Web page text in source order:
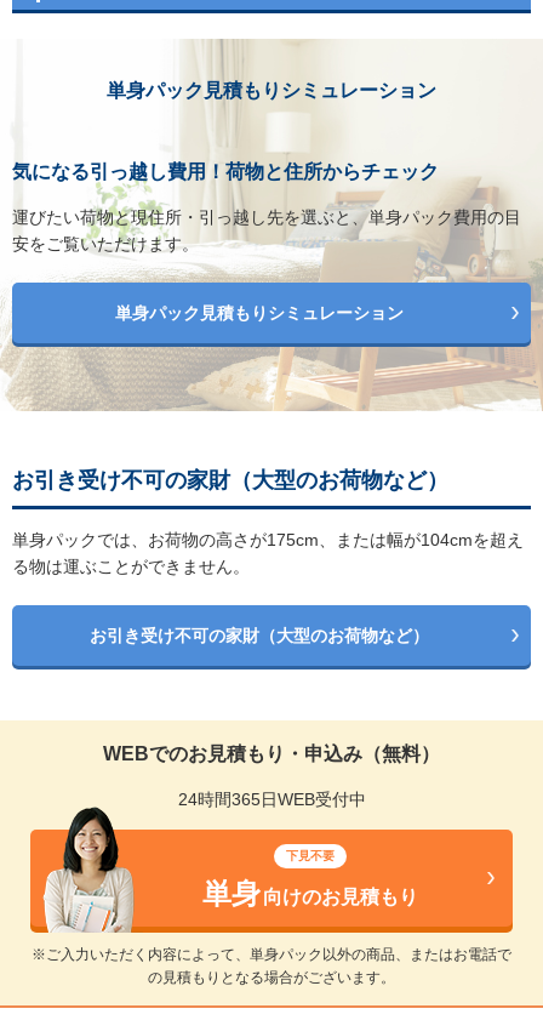
単身パック見積もりシミュレーション
気になる引っ越し費用！荷物と住所からチェック
運びたい荷物と現住所・引っ越し先を選ぶと、単身パック費用の目
安をご覧いただけます。
単身パック見積もりシミュレーション
お引き受け不可の家財（大型のお荷物など）
単身パックでは、お荷物の高さが175cm、または幅が104cmを超え
る物は運ぶことができません。
お引き受け不可の家財（大型のお荷物など）
WEBでのお見積もり・申込み（無料）
24時間365日WEB受付中
下見不要
単身向けのお見積もり
※ご入力いただく内容によって、単身パック以外の商品、またはお電話で
の見積もりとなる場合がございます。